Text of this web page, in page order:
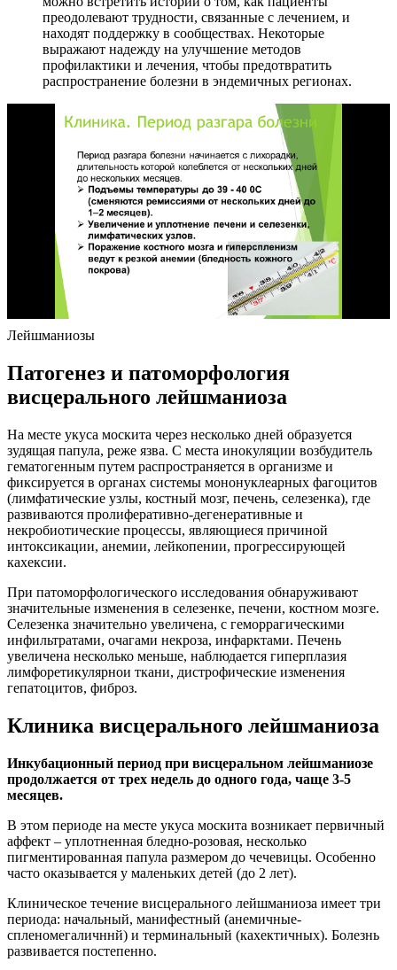
преодолевают трудности, связанные с лечением, и
находят поддержку в сообществах. Некоторые
выражают надежду на улучшение методов
профилактики и лечения, чтобы предотвратить
распространение болезни в эндемичных регионах.
Лейшманиозы
Патогенез и патоморфология
висцерального лейшманиоза
На месте укуса москита через несколько дней образуется
зудящая папула, реже язва. С места инокуляции возбудитель
гематогенным путем распространяется в организме и
фиксируется в органах системы мононуклеарных фагоцитов
(лимфатические узлы, костный мозг, печень, селезенка), где
развиваются пролиферативно-дегенеративные и
некробиотические процессы, являющиеся причиной
интоксикации, анемии, лейкопении, прогрессирующей
кахексии.
При патоморфологического исследования обнаруживают
значительные изменения в селезенке, печени, костном мозге.
Селезенка значительно увеличена, с геморрагическими
инфильтратами, очагами некроза, инфарктами. Печень
увеличена несколько меньше, наблюдается гиперплазия
лимфоретикулярнои ткани, дистрофические изменения
гепатоцитов, фиброз.
Клиника висцерального лейшманиоза
Инкубационный период при висцеральном лейшманиозе
продолжается от трех недель до одного года, чаще 3-5
месяцев.
В этом периоде на месте укуса москита возникает первичный
аффект – уплотненная бледно-розовая, несколько
пигментированная папула размером до чечевицы. Особенно
часто оказывается у маленьких детей (до 2 лет).
Клиническое течение висцерального лейшманиоза имеет три
периода: начальный, манифестный (анемичные-
спленомегаличннй) и терминальный (кахектичных). Болезнь
развивается постепенно.